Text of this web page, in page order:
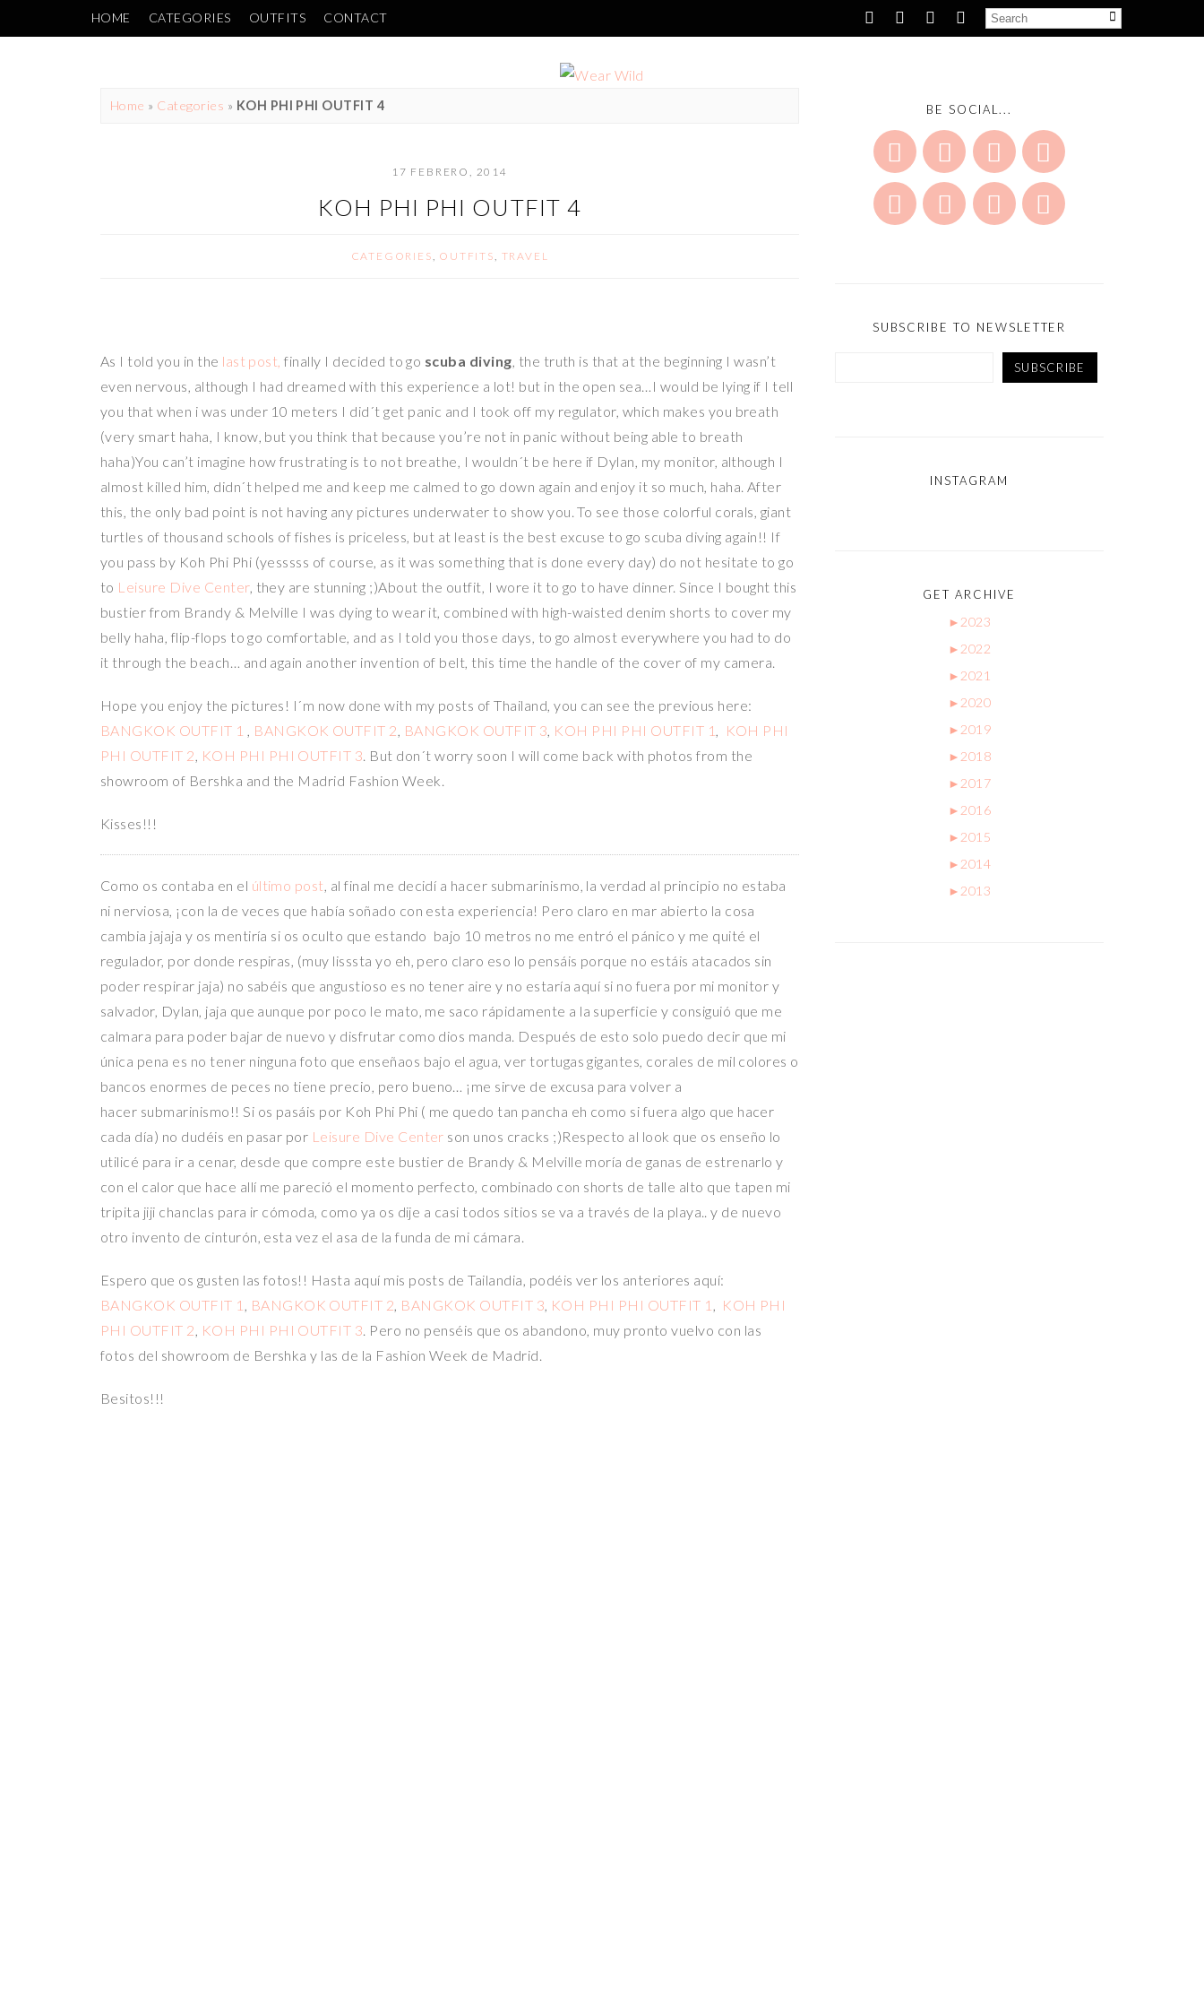
HOME CATEGORIES OUTFITS CONTACT
Home » Categories » KOH PHI PHI OUTFIT 4
17 FEBRERO, 2014
KOH PHI PHI OUTFIT 4
CATEGORIES, OUTFITS, TRAVEL
As I told you in the last post, finally I decided to go scuba diving, the truth is that at the beginning I wasn’t
even nervous, although I had dreamed with this experience a lot! but in the open sea…I would be lying if I tell
you that when i was under 10 meters I did´t get panic and I took off my regulator, which makes you breath
(very smart haha, I know, but you think that because you’re not in panic without being able to breath
haha)You can’t imagine how frustrating is to not breathe, I wouldn´t be here if Dylan, my monitor, although I
almost killed him, didn´t helped me and keep me calmed to go down again and enjoy it so much, haha. After
this, the only bad point is not having any pictures underwater to show you. To see those colorful corals, giant
turtles of thousand schools of fishes is priceless, but at least is the best excuse to go scuba diving again!! If
you pass by Koh Phi Phi (yesssss of course, as it was something that is done every day) do not hesitate to go
to Leisure Dive Center, they are stunning ;)About the outfit, I wore it to go to have dinner. Since I bought this
bustier from Brandy & Melville I was dying to wear it, combined with high-waisted denim shorts to cover my
belly haha, flip-flops to go comfortable, and as I told you those days, to go almost everywhere you had to do
it through the beach… and again another invention of belt, this time the handle of the cover of my camera.
Hope you enjoy the pictures! I´m now done with my posts of Thailand, you can see the previous here:
BANGKOK OUTFIT 1 , BANGKOK OUTFIT 2, BANGKOK OUTFIT 3, KOH PHI PHI OUTFIT 1 , KOH PHI
PHI OUTFIT 2, KOH PHI PHI OUTFIT 3. But don´t worry soon I will come back with photos from the
showroom of Bershka and the Madrid Fashion Week.
Kisses!!!
Como os contaba en el último post, al final me decidí a hacer submarinismo, la verdad al principio no estaba
ni nerviosa, ¡con la de veces que había soñado con esta experiencia! Pero claro en mar abierto la cosa
cambia jajaja y os mentiría si os oculto que estando bajo 10 metros no me entró el pánico y me quité el
regulador, por donde respiras, (muy lisssta yo eh, pero claro eso lo pensáis porque no estáis atacados sin
poder respirar jaja) no sabéis que angustioso es no tener aire y no estaría aquí si no fuera por mi monitor y
salvador, Dylan, jaja que aunque por poco le mato, me saco rápidamente a la superficie y consiguió que me
calmara para poder bajar de nuevo y disfrutar como dios manda. Después de esto solo puedo decir que mi
única pena es no tener ninguna foto que enseñaos bajo el agua, ver tortugas gigantes, corales de mil colores o
bancos enormes de peces no tiene precio, pero bueno… ¡me sirve de excusa para volver a
hacer submarinismo!! Si os pasáis por Koh Phi Phi ( me quedo tan pancha eh como si fuera algo que hacer
cada día) no dudéis en pasar por Leisure Dive Center son unos cracks ;)Respecto al look que os enseño lo
utilicé para ir a cenar, desde que compre este bustier de Brandy & Melville moría de ganas de estrenarlo y
con el calor que hace allí me pareció el momento perfecto, combinado con shorts de talle alto que tapen mi
tripita jiji chanclas para ir cómoda, como ya os dije a casi todos sitios se va a través de la playa.. y de nuevo
otro invento de cinturón, esta vez el asa de la funda de mi cámara.
Espero que os gusten las fotos!! Hasta aquí mis posts de Tailandia, podéis ver los anteriores aquí:
BANGKOK OUTFIT 1 , BANGKOK OUTFIT 2, BANGKOK OUTFIT 3, KOH PHI PHI OUTFIT 1 , KOH PHI
PHI OUTFIT 2, KOH PHI PHI OUTFIT 3. Pero no penséis que os abandono, muy pronto vuelvo con las
fotos del showroom de Bershka y las de la Fashion Week de Madrid.
Besitos!!!
BE SOCIAL...
SUBSCRIBE TO NEWSLETTER
INSTAGRAM
GET ARCHIVE
► 2023
► 2022
► 2021
► 2020
► 2019
► 2018
► 2017
► 2016
► 2015
► 2014
► 2013